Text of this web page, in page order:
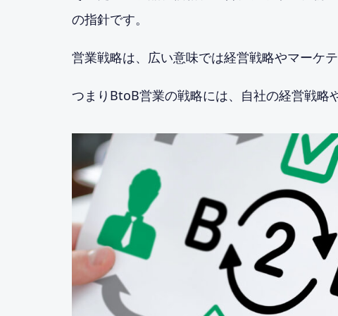
の指針です。
営業戦略は、広い意味では経営戦略やマーケ
つまりBtoB営業の戦略には、自社の経営戦略